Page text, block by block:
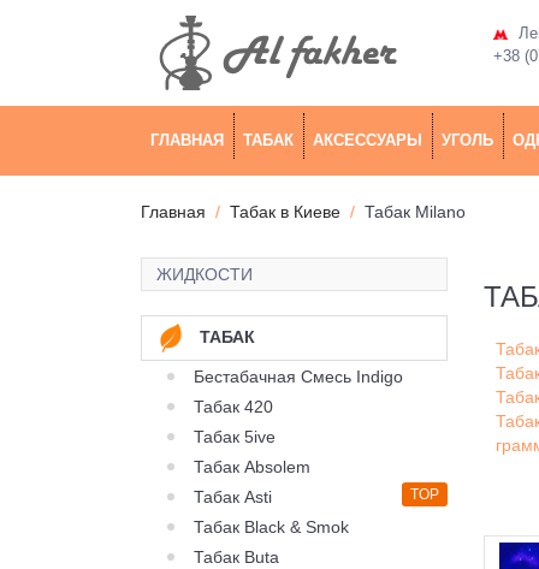
+38
ГЛАВНАЯ ТАБАК АКСЕССУАРЫ УГОЛЬ
Главная Табак в Киеве Табак Milano
ЖИДКОСТИ
ТАБАК
Бестабачная Смесь Indigo
Табак 420
Табак 5ive
Табак Absolem
Табак Asti
TOP
Табак Black & Smok
Табак Buta